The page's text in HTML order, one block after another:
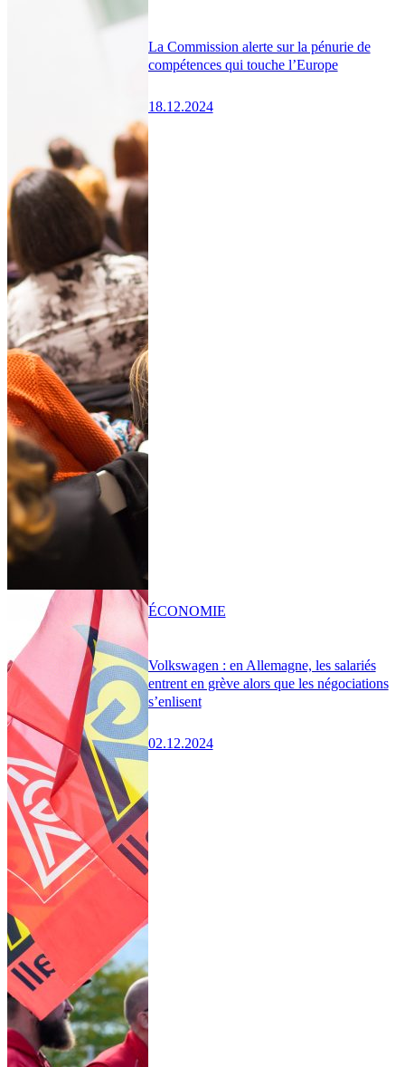
La Commission alerte sur la pénurie de
compétences qui touche l’Europe
18.12.2024
Volkswagen : en Allemagne, les salariés
entrent en grève alors que les négociations
s’enlisent
02.12.2024
ÉCONOMIE